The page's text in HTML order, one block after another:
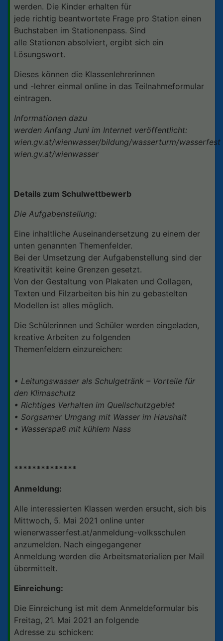
werden. Die Kinder erhalten für
jede richtig beantwortete Frage pro Station einen
Buchstaben im Stationenpass. Sind
alle Stationen absolviert, ergibt sich ein
Lösungswort.
Dieses können die Klassenlehrerinnen
und -lehrer einmal online in das Teilnahmeformular
eintragen.
Informationen dazu
werden Anfang Juni im Internet veröffentlicht:
wien.gv.at/wienwasser/bildung/wasserturm/wasserfest
wien.gv.at/wienwasser
Details zum Schulwettbewerb
Die Aufgabenstellung:
Eine inhaltliche Auseinandersetzung zu einem der
unten genannten Themenfelder.
Bei der Umsetzung der Aufgabenstellung sind der
Kreativität keine Grenzen gesetzt.
Von der Gestaltung von Plakaten und Collagen,
Texten und Filzarbeiten bis hin zu gebastelten
Modellen ist alles möglich.
Die Schülerinnen und Schüler werden eingeladen,
kreative Arbeiten zu folgenden
Themenfeldern einzureichen:
• Leitungswasser als Schulgetränk – Vorteile für
den Klimaschutz
• Richtiges Verhalten im Quellschutzgebiet
• Sorgsamer Umgang mit Wasser im Haushalt
• Wasserspaß mit kühlem Nass
**************
Anmeldung:
Alle interessierten Klassen werden ersucht, sich bis
Mittwoch, 5. Mai 2021 online unter
wienerwasserfest.at/anmeldung-volksschulen
anzumelden. Nach eingegangener
Anmeldung werden die Arbeitsmaterialien per Mail
übermittelt.
Einreichung:
Die Einreichung ist mit dem Anmeldeformular bis
Freitag, 21. Mai 2021 an folgende
Adresse zu schicken: